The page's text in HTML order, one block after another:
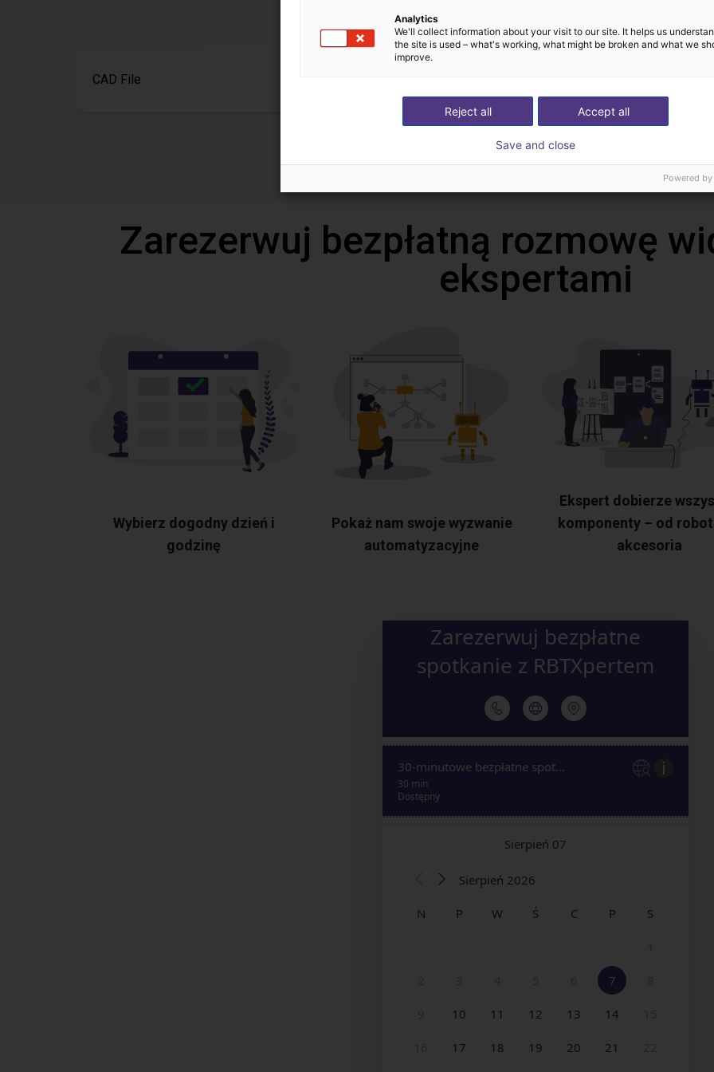
Pliki do pobrania
CAD File
Pobierz wszystkie
Zarezerwuj bezpłatną rozmowę
ekspertami
Wybierz dogodny dzień i
godzinę
Pokaż nam swoje wyzwanie
automatyzacyjne
Ekspert dobierze
komponenty – od
akcesoria
Analytics
We'll collect information about your visit to our site. It helps us
the site is used – what's working, what might be broken and what we
improve.
Accept all
Reject all
Save and close
Powered by